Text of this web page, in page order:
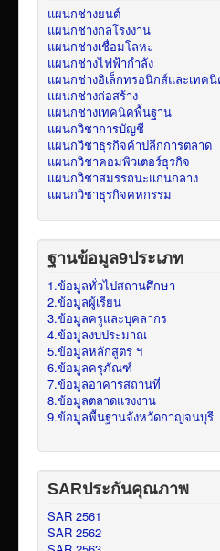
แผนกช่างยนต์
แผนกช่างกลโรงงาน
แผนกช่างเชื่อมโลหะ
แผนกช่างไฟฟ้ากำลัง
แผนกช่างอิเล็กทรอนิกส์และเทค
แผนกช่างก่อสร้าง
แผนกช่างเทคนิคพื้นฐาน
แผนกวิชาการบัญชี
แผนกวิชาธุรกิจค้าปลีกการตลาด
แผนกวิชาคอมพิวเตอร์ธุรกิจ
แผนกวิชาสมรรถนะแกนกลาง
แผนกวิชาธุรกิจคหกรรม
ฐานข้อมูล9ประเภท
1.ข้อมูลทั่วไปสถานศึกษา
2.ข้อมูลผู้เรียน
3.ข้อมูลครูและบุคลากร
4.ข้อมูลงบประมาณ
5.ข้อมูลหลักสูตร ฯ
6.ข้อมูลครุภัณฑ์
7.ข้อมูลอาคารสถานที่
8.ข้อมูลตลาดแรงงาน
9.ข้อมูลพื้นฐานจังหวัดกาญจนบุรี
SARประกันคุณภาพ
SAR 2561
SAR 2562